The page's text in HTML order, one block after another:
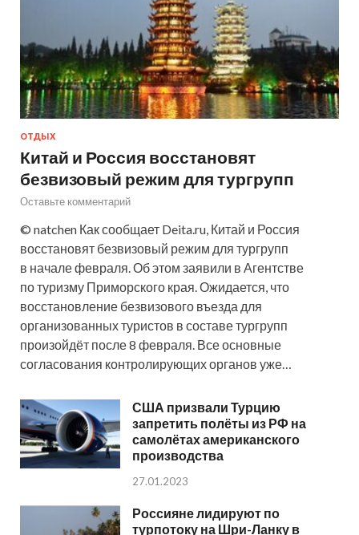
ОТДЫХ
Китай и Россия восстановят
безвизовый режим для тургрупп
Оставьте комментарий
© natchen Как сообщает Deita.ru, Китай и Россия
восстановят безвизовый режим для тургрупп
в начале февраля. Об этом заявили в Агентстве
по туризму Приморского края. Ожидается, что
восстановление безвизового въезда для
организованных туристов в составе тургрупп
произойдёт после 8 февраля. Все основные
согласования контролирующих органов уже…
США призвали Турцию
запретить полёты из РФ на
самолётах американского
производства
27.01.2023
Россияне лидируют по
турпотоку на Шри-Ланку в